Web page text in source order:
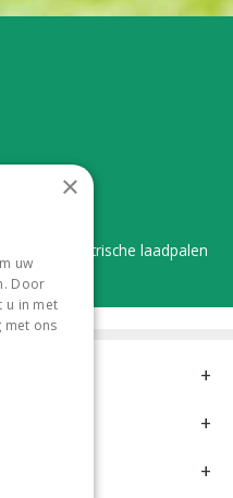
in én elektrische laadpalen
×
uw
Door
u in met
met ons